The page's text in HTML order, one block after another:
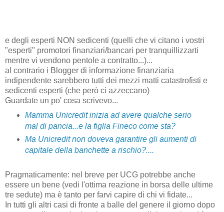
e degli esperti NON sedicenti (quelli che vi citano i vostri
"esperti" promotori finanziari/bancari per tranquillizzarti
mentre vi vendono pentole a contratto...)...
al contrario i Blogger di informazione finanziaria
indipendente sarebbero tutti dei mezzi matti catastrofisti e
sedicenti esperti (che però ci azzeccano)
Guardate un po' cosa scrivevo...
Mamma Unicredit inizia ad avere qualche serio
mal di pancia...e la figlia Fineco come sta?
Ma Unicredit non doveva garantire gli aumenti di
capitale della banchette a rischio?....
Pragmaticamente: nel breve per UCG potrebbe anche
essere un bene (vedi l'ottima reazione in borsa delle ultime
tre sedute) ma è tanto per farvi capire di chi vi fidate...
In tutti gli altri casi di fronte a balle del genere il giorno dopo